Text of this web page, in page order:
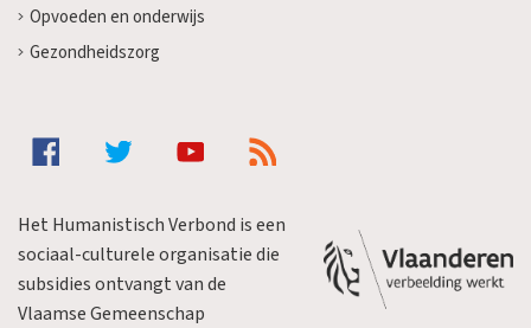
Opvoeden en onderwijs
Gezondheidszorg
Het Humanistisch Verbond is een
sociaal-culturele organisatie die
subsidies ontvangt van de
Vlaamse Gemeenschap